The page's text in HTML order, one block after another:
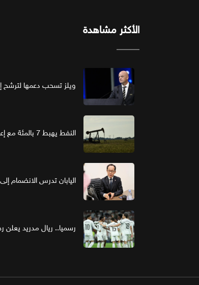
الأكثر مشاهدة
ويلز تسحب دعمها لترشح
النفط يهبط 7 بالمئة مع إعلان استئناف مفاوضات واشنطن وطهران
اليابان تدرس الانضمام
رسميا.. ريال مدريد يعلن